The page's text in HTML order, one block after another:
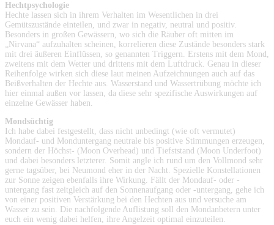
Hechtpsychologie
Hechte lassen sich in ihrem Verhalten im Wesentlichen in drei
Gemütszustände einteilen, und zwar in negativ, neutral und positiv.
Besonders in großen Gewässern, wo sich die Räuber oft mitten im
„Nirvana“ aufzuhalten scheinen, korrelieren diese Zustände besonders stark
mit drei äußeren Einflüssen, so genannten Triggern. Erstens mit dem Mond,
zweitens mit dem Wetter und drittens mit dem Luftdruck. Genau in dieser
Reihenfolge wirken sich diese laut meinen Aufzeichnungen auch auf das
Beißverhalten der Hechte aus. Wasserstand und Wassertrübung möchte ich
hier einmal außen vor lassen, da diese sehr spezifische Auswirkungen auf
einzelne Gewässer haben.
Mondsüchtig
Ich habe dabei festgestellt, dass nicht unbedingt (wie oft vermutet)
Mondauf- und Monduntergang neutrale bis positive Stimmungen erzeugen,
sondern der Höchst- (Moon Overhead) und Tiefststand (Moon Underfoot)
und dabei besonders letzterer. Somit angle ich rund um den Vollmond sehr
gerne tagsüber, bei Neumond eher in der Nacht. Spezielle Konstellationen
zur Sonne zeigen ebenfalls ihre Wirkung. Fällt der Mondauf- oder -
untergang fast zeitgleich auf den Sonnenaufgang oder -untergang, gehe ich
von einer positiven Verstärkung bei den Hechten aus und versuche am
Wasser zu sein. Die nachfolgende Auflistung soll den Mondanbetern unter
euch ein wenig dabei helfen, ihre Angelzeit optimal einzuteilen.